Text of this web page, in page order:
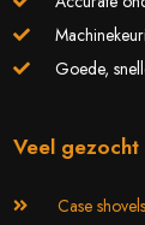
Goede,
Veel gezocht
Case shovels